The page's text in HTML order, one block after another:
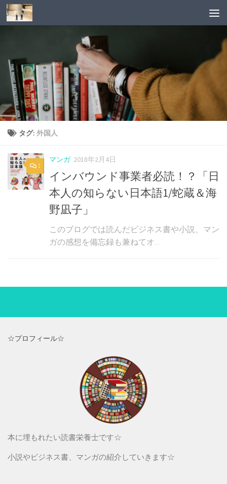
タグ: 外国人
1
マンガ 2018年2月4日
インバウンド事業者必読！？「日
本人の知らない日本語1/蛇蔵＆海
野凪子」
このブログでは読んだビジネス書や小説、マン
ガの感想を備忘録も兼ねてオ...
☆プロフィール☆
本に埋もれたい読書栄養士です☆
小説やビジネス書、マンガの紹介していきます☆